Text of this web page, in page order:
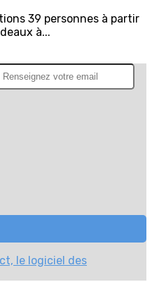
39 personnes à partir
à...
le logiciel des